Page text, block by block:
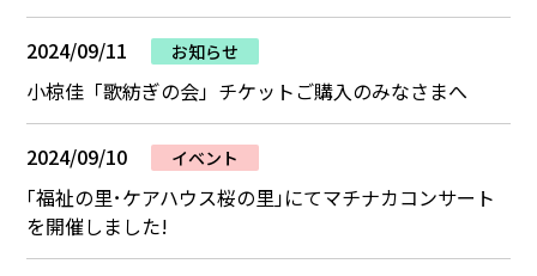
2024/09/11 お知らせ
小椋佳「歌紡ぎの会」チケットご購入のみなさまへ
2024/09/10 イベント
｢福祉の里･ケアハウス桜の里｣にてマチナカコンサート
を開催しました!